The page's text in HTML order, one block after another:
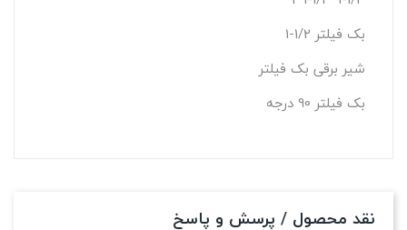
بک فیلتر 1/2-1
شیر برقی بک فیلتر
بک فیلتر 90 درجه
نقد محصول / پرسش و پاسخ